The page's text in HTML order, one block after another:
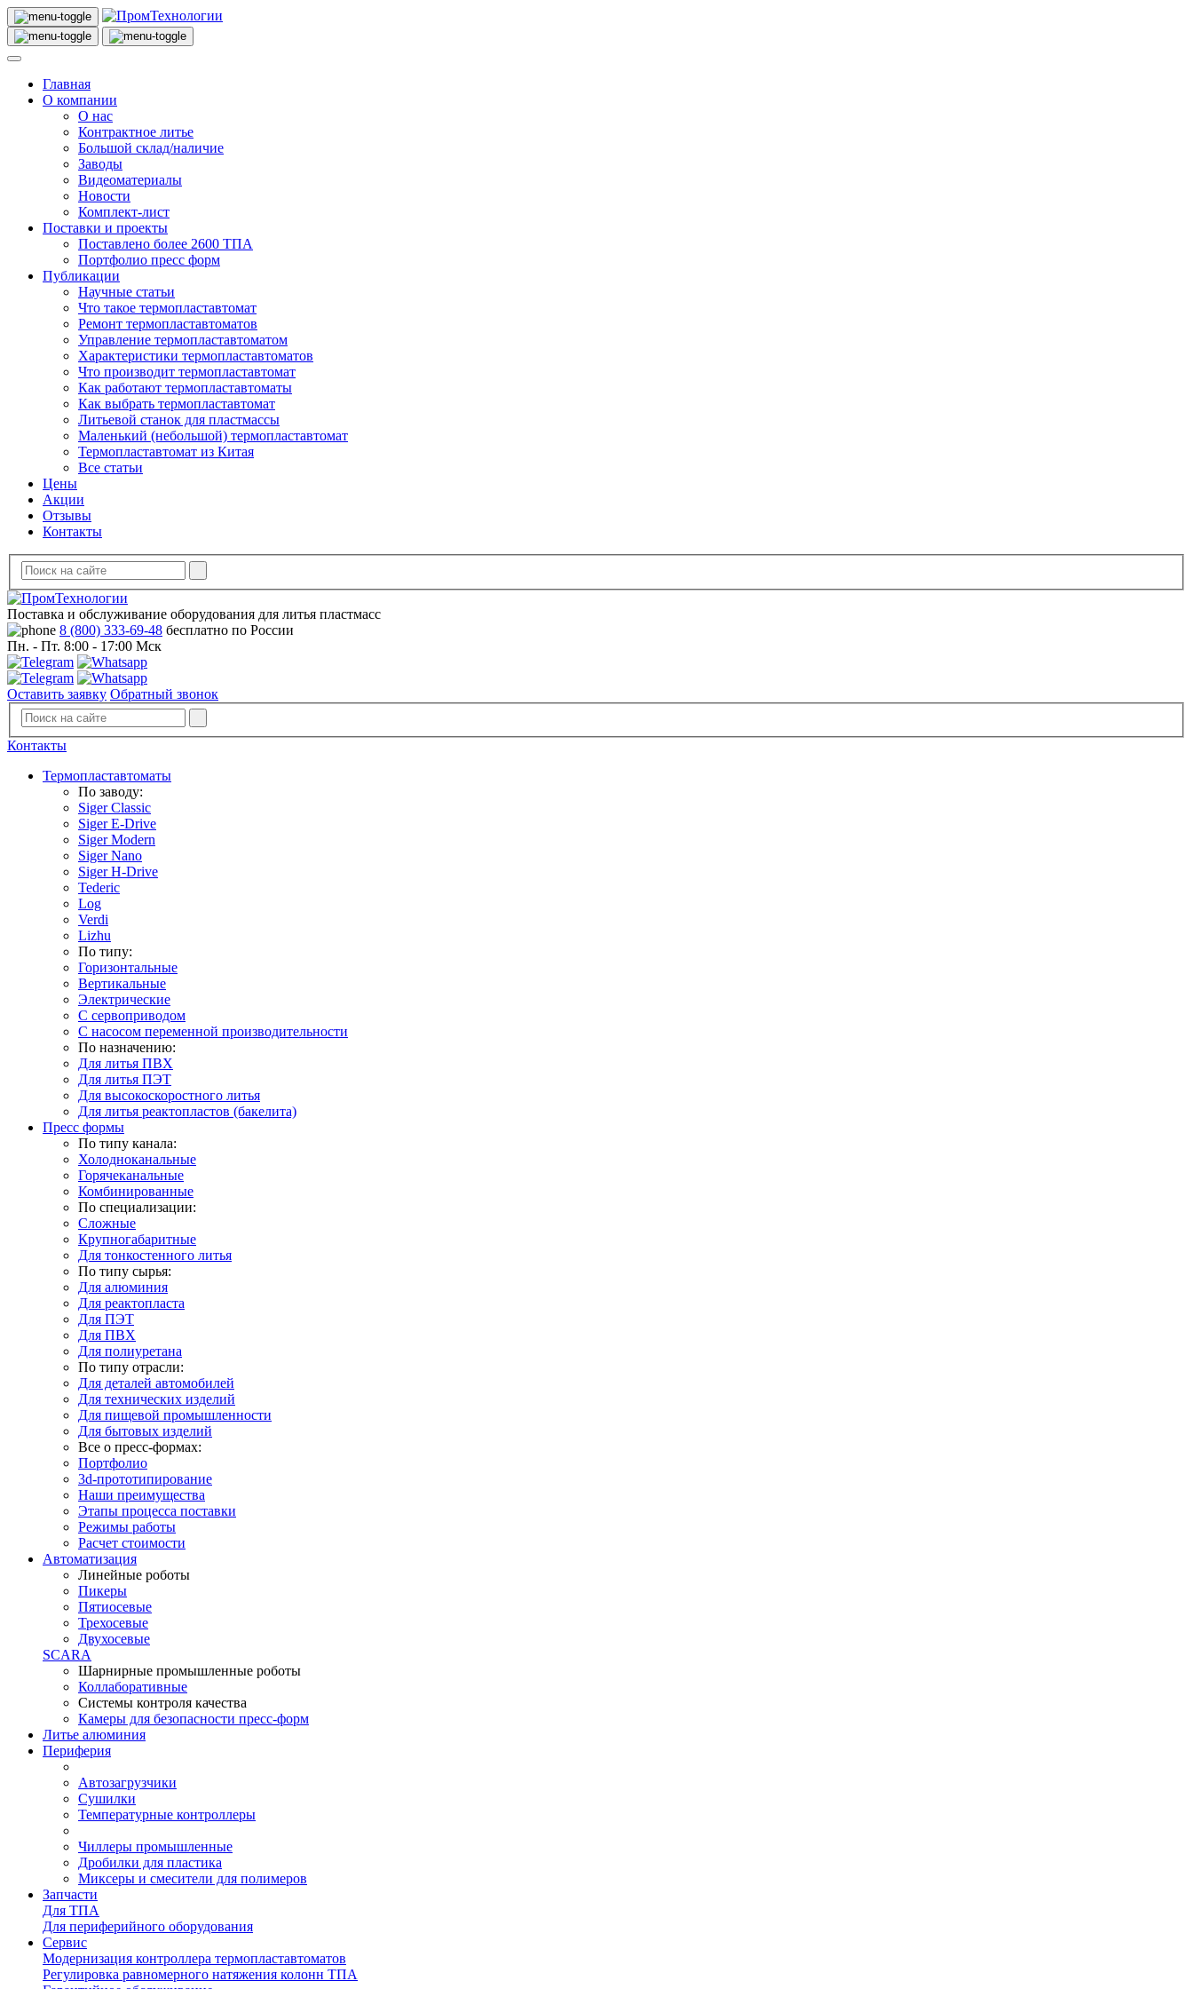
Главная
О компании
О нас
Контрактное литье
Большой склад/наличие
Заводы
Видеоматериалы
Новости
Комплект-лист
Поставки и проекты
Поставлено более 2600 ТПА
Портфолио пресс форм
Публикации
Научные статьи
Что такое термопластавтомат
Ремонт термопластавтоматов
Управление термопластавтоматом
Характеристики термопластавтоматов
Что производит термопластавтомат
Как работают термопластавтоматы
Как выбрать термопластавтомат
Литьевой станок для пластмассы
Маленький (небольшой) термопластавтомат
Термопластавтомат из Китая
Все статьи
Цены
Акции
Отзывы
Контакты
Поставка и обслуживание оборудования для литья пластмасс
8 (800) 333-69-48 бесплатно по России
Пн. - Пт. 8:00 - 17:00 Мск
Оставить заявку Обратный звонок
Контакты
Термопластавтоматы
По заводу:
Siger Classic
Siger E-Drive
Siger Modern
Siger Nano
Siger H-Drive
Tederic
Log
Verdi
Lizhu
По типу:
Горизонтальные
Вертикальные
Электрические
С сервоприводом
С насосом переменной производительности
По назначению:
Для литья ПВХ
Для литья ПЭТ
Для высокоскоростного литья
Для литья реактопластов (бакелита)
Пресс формы
По типу канала:
Холодноканальные
Горячеканальные
Комбинированные
По специализации:
Сложные
Крупногабаритные
Для тонкостенного литья
По типу сырья:
Для алюминия
Для реактопласта
Для ПЭТ
Для ПВХ
Для полиуретана
По типу отрасли:
Для деталей автомобилей
Для технических изделий
Для пищевой промышленности
Для бытовых изделий
Все о пресс-формах:
Портфолио
3d-прототипирование
Наши преимущества
Этапы процесса поставки
Режимы работы
Расчет стоимости
Автоматизация
Линейные роботы
Пикеры
Пятиосевые
Трехосевые
Двухосевые
SCARA
Шарнирные промышленные роботы
Коллаборативные
Системы контроля качества
Камеры для безопасности пресс-форм
Литье алюминия
Периферия
Автозагрузчики
Сушилки
Температурные контроллеры
Чиллеры промышленные
Дробилки для пластика
Миксеры и смесители для полимеров
Запчасти
Для ТПА
Для периферийного оборудования
Сервис
Модернизация контроллера термопластавтоматов
Регулировка равномерного натяжения колонн ТПА